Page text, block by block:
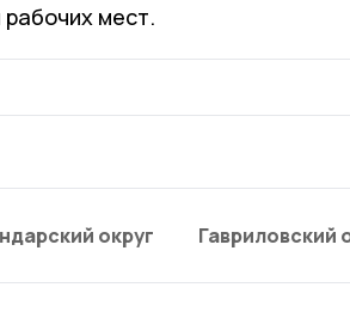
мест.
округ Гавриловский